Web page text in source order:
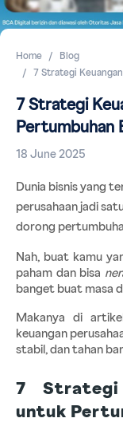
Home
Blog
7 Strategi
7 Strategi
Pertumbuhan
18 June 2025
Dunia bisnis yang
perusahaan jadi
dorong
Nah, buat kamu
paham dan bisa
banget buat masa
Makanya di
keuangan
stabil, dan tahan
7 Strategi
untuk